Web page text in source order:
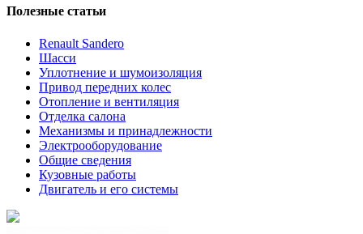
Полезные статьи
Renault Sandero
Шасси
Уплотнение и шумоизоляция
Привод передних колес
Отопление и вентиляция
Отделка салона
Механизмы и принадлежности
Электрооборудование
Общие сведения
Кузовные работы
Двигатель и его системы